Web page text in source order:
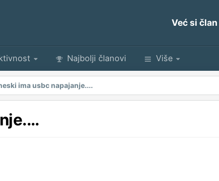
Već si
Najbolji članovi Više
ima usbc napajanje....